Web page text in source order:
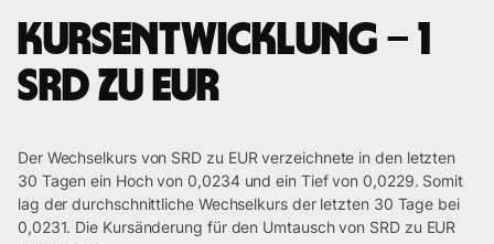
Kursentwicklung – 1
SRD zu EUR
Der Wechselkurs von SRD zu EUR verzeichnete in den letzten
30 Tagen ein Hoch von 0,0234 und ein Tief von 0,0229. Somit
lag der durchschnittliche Wechselkurs der letzten 30 Tage bei
0,0231. Die Kursänderung für den Umtausch von SRD zu EUR